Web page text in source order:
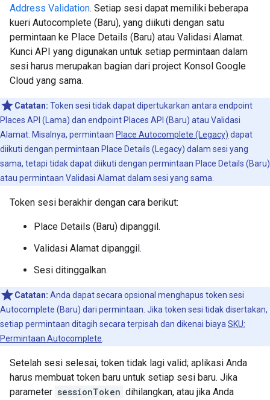
Address Validation. Setiap sesi dapat memiliki beberapa
kueri Autocomplete (Baru), yang diikuti dengan satu
permintaan ke Place Details (Baru) atau Validasi Alamat.
Kunci API yang digunakan untuk setiap permintaan dalam
sesi harus merupakan bagian dari project Konsol Google
Cloud yang sama.
Catatan: Token sesi tidak dapat dipertukarkan antara endpoint
Places API (Lama) dan endpoint Places API (Baru) atau Validasi
Alamat. Misalnya, permintaan Place Autocomplete (Legacy) dapat
diikuti dengan permintaan Place Details (Legacy) dalam sesi yang
sama, tetapi tidak dapat diikuti dengan permintaan Place Details (Baru)
atau permintaan Validasi Alamat dalam sesi yang sama.
Token sesi berakhir dengan cara berikut:
Place Details (Baru) dipanggil.
Validasi Alamat dipanggil.
Sesi ditinggalkan.
Catatan: Anda dapat secara opsional menghapus token sesi
Autocomplete (Baru) dari permintaan. Jika token sesi tidak disertakan,
setiap permintaan ditagih secara terpisah dan dikenai biaya SKU:
Permintaan Autocomplete
Setelah sesi selesai, token tidak lagi valid; aplikasi Anda
harus membuat token baru untuk setiap sesi baru. Jika
parameter sessionToken dihilangkan, atau jika Anda